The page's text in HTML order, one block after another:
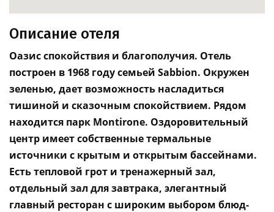
Описание отеля
Оазис спокойствия и благополучия. Отель
построен в 1968 году семьей Sabbion. Окружен
зеленью, дает возможность насладиться
тишиной и сказочным спокойствием. Рядом
находится парк Montirone. Оздоровительный
центр имеет собственные термальные
источники с крытым и открытым бассейнами.
Есть тепловой грот и тренажерный зал,
отдельный зал для завтрака, элегантный
главный ресторан с широким выбором блюд-